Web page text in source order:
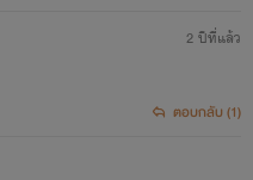
2 ปีที่แล้ว
ตอบกลับ (1)